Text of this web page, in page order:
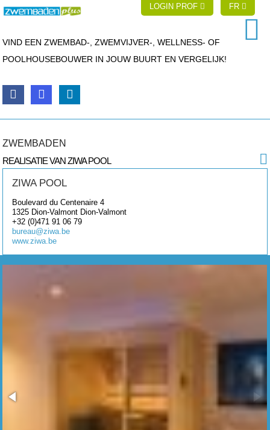
LOGIN PROF FR
VIND EEN ZWEMBAD-, ZWEMVIJVER-, WELLNESS- OF
POOLHOUSEBOUWER IN JOUW BUURT EN VERGELIJK!
ZWEMBADEN
REALISATIE VAN ZIWA POOL
ZIWA POOL
Boulevard du Centenaire 4
1325 Dion-Valmont Dion-Valmont
+32 (0)471 91 06 79
bureau@ziwa.be
www.ziwa.be